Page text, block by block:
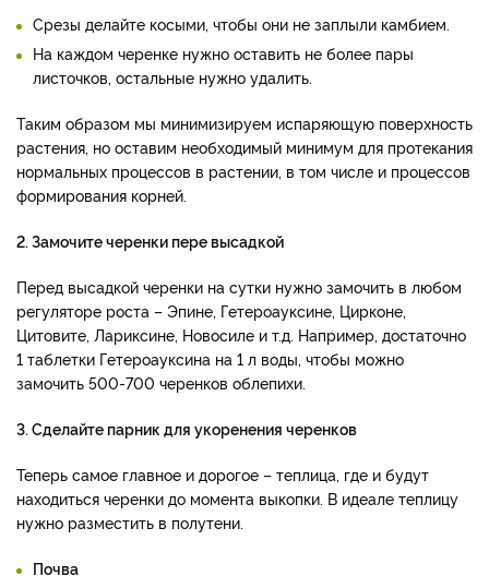
Срезы делайте косыми, чтобы они не заплыли камбием.
На каждом черенке нужно оставить не более пары
листочков, остальные нужно удалить.
Таким образом мы минимизируем испаряющую поверхность
растения, но оставим необходимый минимум для протекания
нормальных процессов в растении, в том числе и процессов
формирования корней.
2. Замочите черенки пере высадкой
Перед высадкой черенки на сутки нужно замочить в любом
регуляторе роста – Эпине, Гетероауксине, Цирконе,
Цитовите, Лариксине, Новосиле и т.д. Например, достаточно
1 таблетки Гетероауксина на 1 л воды, чтобы можно
замочить 500-700 черенков облепихи.
3. Сделайте парник для укоренения черенков
Теперь самое главное и дорогое – теплица, где и будут
находиться черенки до момента выкопки. В идеале теплицу
нужно разместить в полутени.
Почва